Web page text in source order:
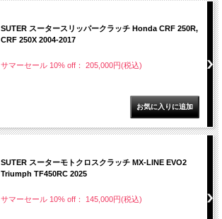
SUTER スータースリッパークラッチ Honda CRF 250R,
CRF 250X 2004-2017
サマーセール 10% off： 205,000円(税込)
SUTER スーターモトクロスクラッチ MX-LINE EVO2
Triumph TF450RC 2025
サマーセール 10% off： 145,000円(税込)